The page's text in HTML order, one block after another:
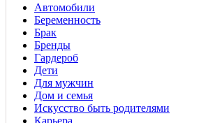
Автомобили
Беременность
Брак
Бренды
Гардероб
Дети
Для мужчин
Дом и семья
Искусство быть родителями
Карьера